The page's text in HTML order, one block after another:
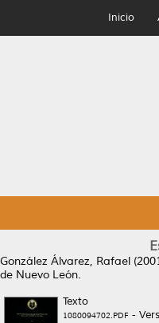
Inicio
González Álvarez, Rafael
de Nuevo León.
Texto
1080094702.PDF -